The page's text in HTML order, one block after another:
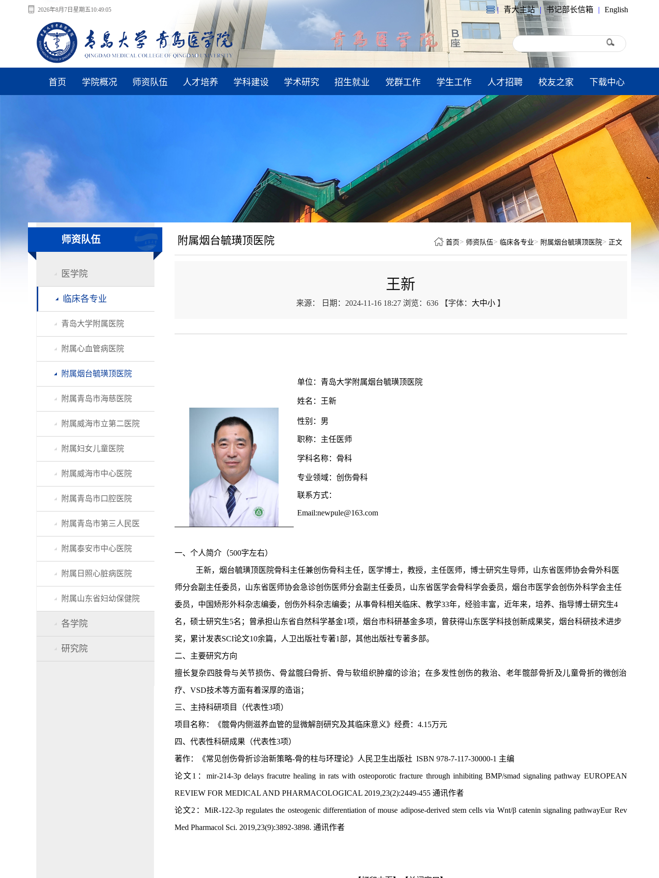
2026年8月7日星期五10:49:06 | 青大主站 | 书记部长信箱 | English
首页 学院概况 师资队伍 人才培养 学科建设 学术研究 招生就业 党群工作 学生工作 人才招聘 校友之家 下载中心
师资队伍
医学院
临床各专业
青岛大学附属医院
附属心血管病医院
附属烟台毓璜顶医院
附属青岛市海慈医院
附属威海市立第二医院
附属妇女儿童医院
附属威海市中心医院
附属青岛市口腔医院
附属青岛市第三人民医
附属泰安市中心医院
附属日照心脏病医院
附属山东省妇幼保健院
各学院
研究院
附属烟台毓璜顶医院 首页 > 师资队伍> 临床各专业> 附属烟台毓璜顶医院> 正文
王新
来源： 日期：2024-11-16 18:27 浏览：636 【字体： 大中小 】
单位：青岛大学附属烟台毓璜顶医院
姓名：王新
性别：男
职称：主任医师
学科名称：骨科
专业领域：创伤骨科
联系方式：
Email:newpule@163.com
一、个人简介（500字左右）
王新，烟台毓璜顶医院骨科主任兼创伤骨科主任，医学博士，教授，主任医师，博士研究生导师，山东省医师协会骨外科医
师分会副主任委员，山东省医师协会急诊创伤医师分会副主任委员，山东省医学会骨科学会委员，烟台市医学会创伤外科学会主任
委员，中国矫形外科杂志编委，创伤外科杂志编委；从事骨科相关临床、教学33年，经验丰富，近年来，培养、指导博士研究生4
名，硕士研究生5名；曾承担山东省自然科学基金1项，烟台市科研基金多项，曾获得山东医学科技创新成果奖，烟台科研技术进步
奖，累计发表SCI论文10余篇，人卫出版社专著1部，其他出版社专著多部。
二、主要研究方向
擅长复杂四肢骨与关节损伤、骨盆髋臼骨折、骨与软组织肿瘤的诊治；在多发性创伤的救治、老年髋部骨折及儿童骨折的微创治
疗、 VSD技术等方面有着深厚的造诣；
三、主持科研项目（代表性3项）
项目名称：《髋骨内侧滋养血管的显微解剖研究及其临床意义》经费： 4.15万元
四、 代表性科研成果（代表性3项）
著作：《常见创伤骨折诊治新策略-骨的柱与环理论》人民卫生出版社 ISBN 978-7-117-30000-1 主编
论文1： mir-214-3p delays fracutre healing in rats with osteoporotic fracture through inhibiting BMP/smad signaling pathway EUROPEAN
REVIEW FOR MEDICAL AND PHARMACOLOGICAL 2019,23(2):2449-455 通讯作者
论文2： MiR-122-3p regulates the osteogenic differentiation of mouse adipose-derived stem cells via Wnt/β catenin signaling pathwayEur Rev
Med Pharmacol Sci. 2019,23(9):3892-3898. 通讯作者